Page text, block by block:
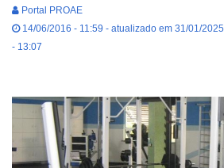
Portal PROAE
14/06/2016 - 11:59 - atualizado em 31/01/2025
- 13:07